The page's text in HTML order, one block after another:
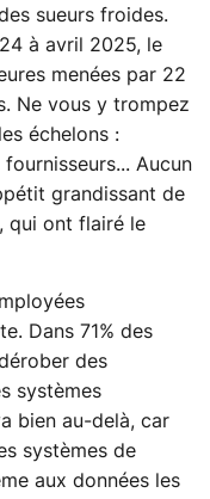
sueurs froides.
à avril 2025, le
menées par 22
Ne vous y trompez
échelons :
Aucun
grandissant de
qui ont flairé le
Dans 71% des
des
systèmes
bien au-delà, car
systèmes de
aux données les